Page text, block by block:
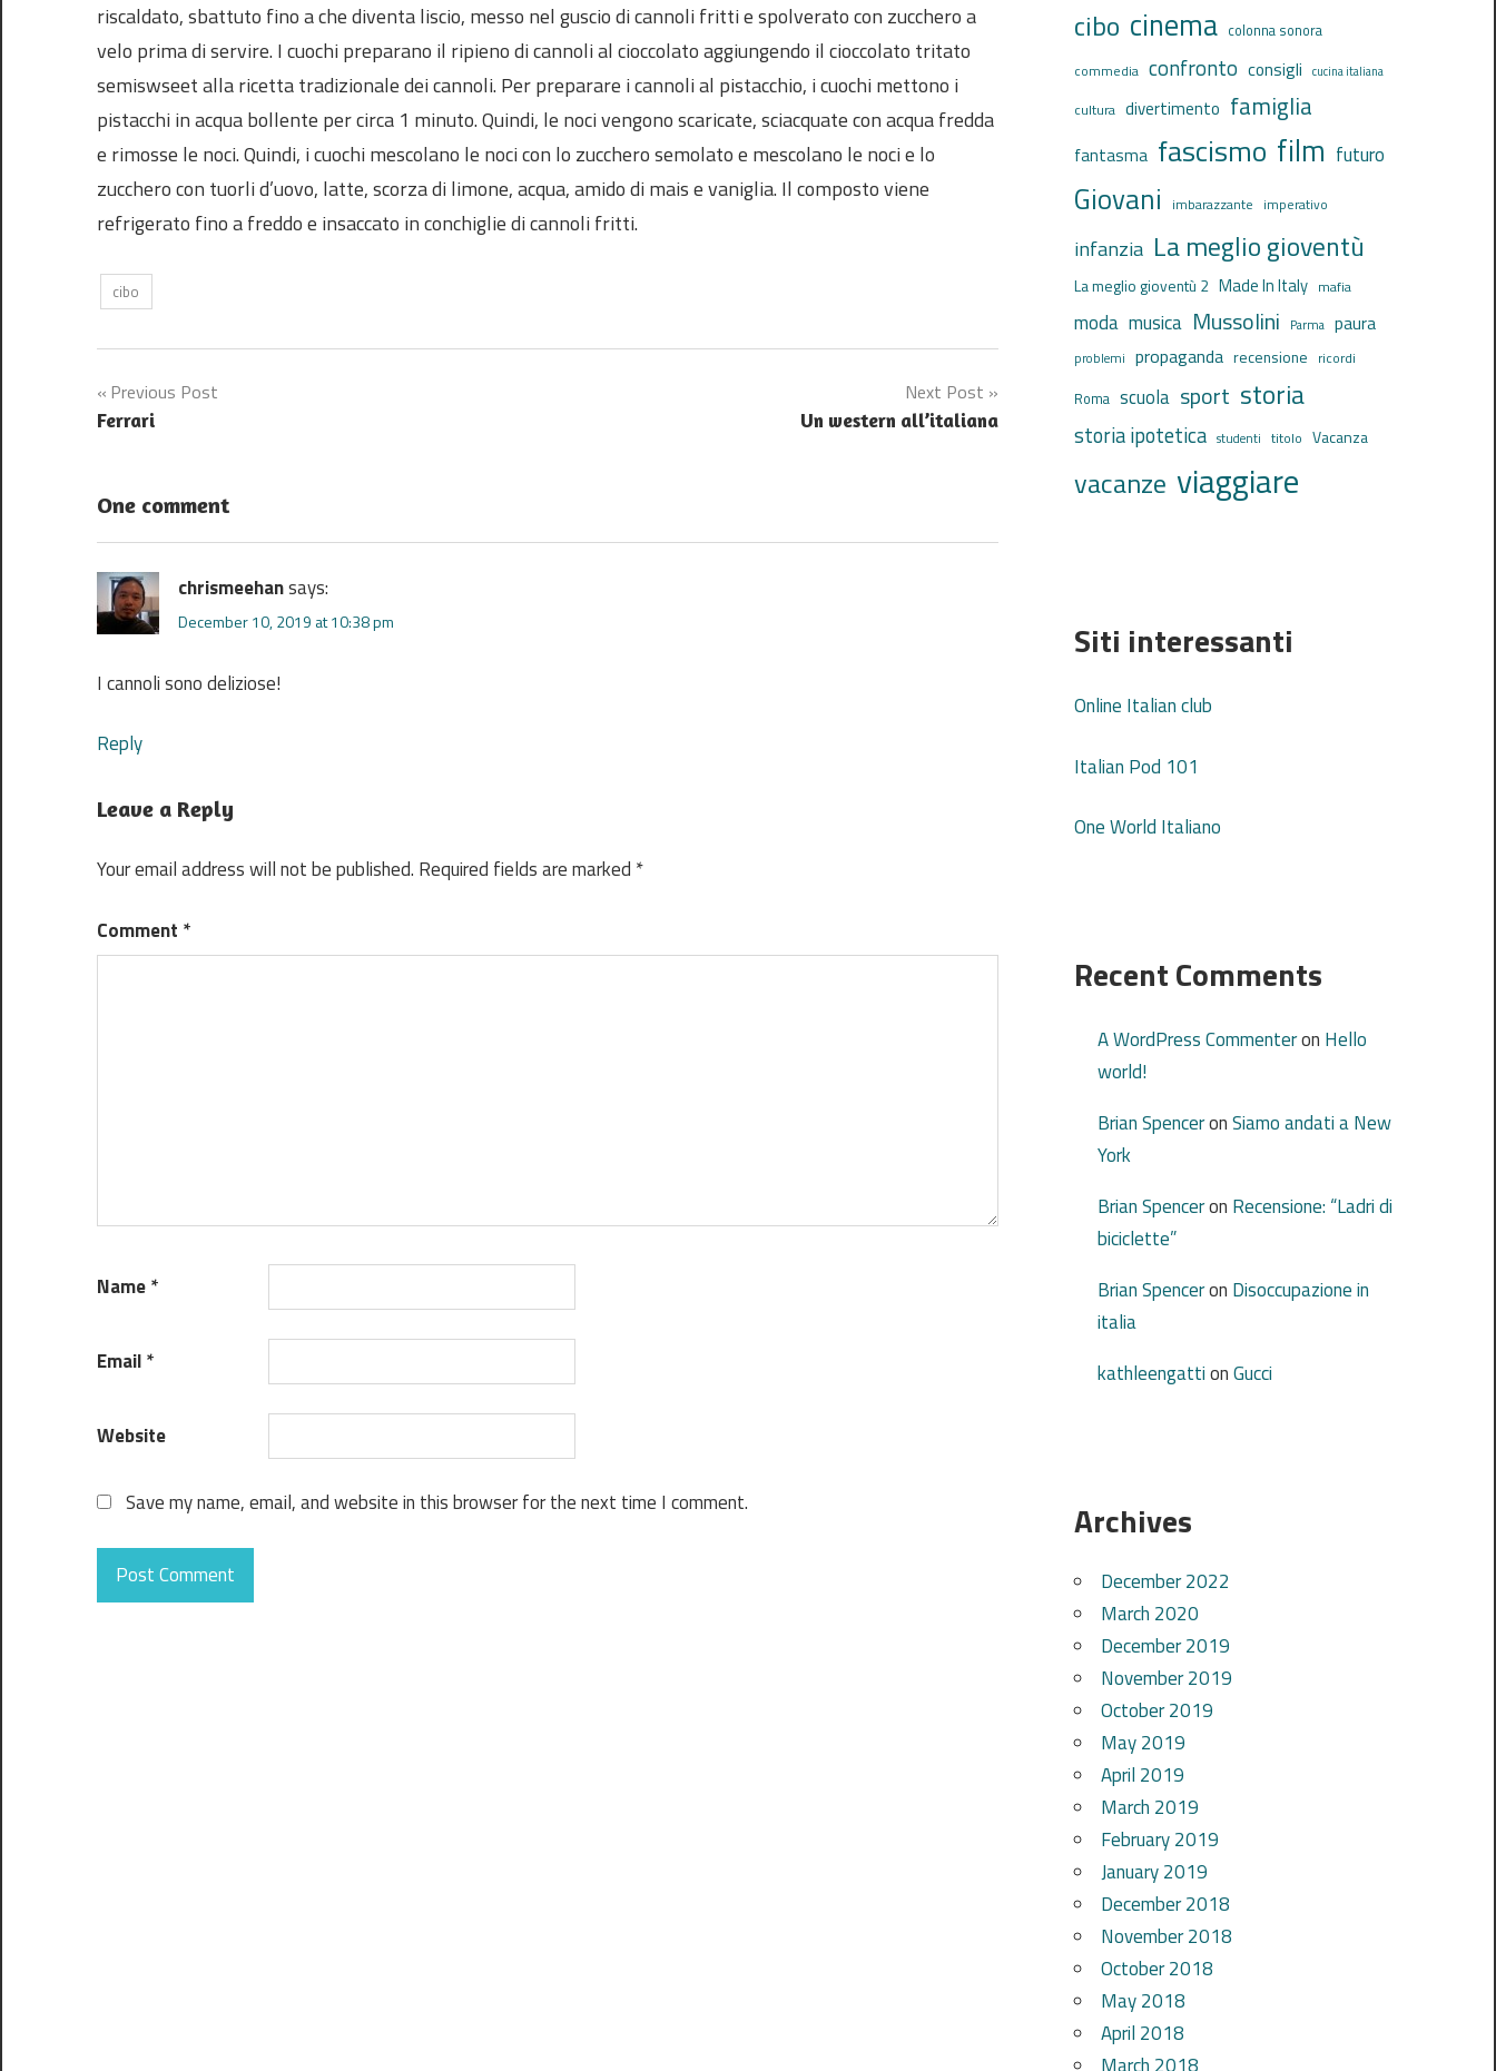
riscaldato, sbattuto fino a che diventa liscio, messo nel guscio di cannoli fritti e spolverato con zucchero a
velo prima di servire. I cuochi preparano il ripieno di cannoli al cioccolato aggiungendo il cioccolato tritato
semiswseet alla ricetta tradizionale dei cannoli. Per preparare i cannoli al pistacchio, i cuochi mettono i
pistacchi in acqua bollente per circa 1 minuto. Quindi, le noci vengono scaricate, sciacquate con acqua fredda
e rimosse le noci. Quindi, i cuochi mescolano le noci con lo zucchero semolato e mescolano le noci e lo
zucchero con tuorli d’uovo, latte, scorza di limone, acqua, amido di mais e vaniglia. Il composto viene
refrigerato fino a freddo e insaccato in conchiglie di cannoli fritti.
cibo
Post
navigation
Previous Post
Ferrari
Next Post
Un western all’italiana
One comment
chrismeehansays:
December 10, 2019 at 10:38 pm
I cannoli sono deliziose!
Reply
Leave a Reply
Your email address will not be published. Required fields are marked *
Comment *
Name*
Email*
Website
Save my name, email, and website in this browser for the next time I comment.
cibo cinema colonna sonora
commedia confronto consigli cucina italiana
cultura divertimento famiglia
fantasma fascismo film futuro
Giovani imbarazzante imperativo
infanzia La meglio gioventù
La meglio gioventù 2 Made In Italy mafia
moda musica Mussolini Parma paura
problemi propaganda recensione ricordi
Roma scuola sport storia
storia ipotetica studenti titolo Vacanza
vacanze viaggiare
Siti interessanti
Online Italian club
Italian Pod 101
One World Italiano
Recent Comments
A WordPress Commenteron Hello
world!
Brian SpenceronSiamo andati a New
York
Brian Spenceron Recensione: “Ladri di
biciclette”
Brian Spenceron Disoccupazione in
italia
kathleengattionGucci
Archives
December 2022
March 2020
December 2019
November 2019
October 2019
May 2019
April 2019
March 2019
February 2019
January 2019
December 2018
November 2018
October 2018
May 2018
April 2018
March 2018